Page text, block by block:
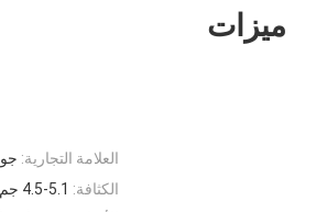
ميزات
العلامة التجارية:
الكثافة: 4.5-5.1 جم / سم 3